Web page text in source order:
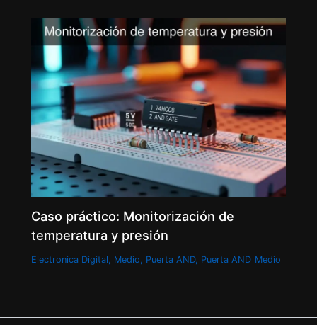
Caso práctico: Monitorización de
temperatura y presión
Electronica Digital, Medio, Puerta AND, Puerta AND_Medio